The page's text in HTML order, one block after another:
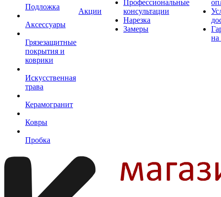
Подложка
Аксессуары
Грязезащитные
покрытия и
коврики
Искусственная
трава
Керамогранит
Ковры
Пробка
Акции
Профессиональные
консультации
Нарезка
Замеры
на